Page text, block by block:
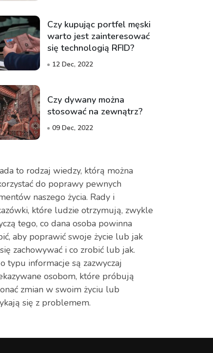
Czy kupując portfel męski
warto jest zainteresować
się technologią RFID?
12 Dec, 2022
Czy dywany można
stosować na zewnątrz?
09 Dec, 2022
to rodzaj wiedzy, którą można
do poprawy pewnych
naszego życia. Rady i
które ludzie otrzymują, zwykle
tego, co dana osoba powinna
aby poprawić swoje życie lub jak
zachowywać i co zrobić lub jak.
typu informacje są zazwyczaj
osobom, które próbują
zmian w swoim życiu lub
się z problemem.